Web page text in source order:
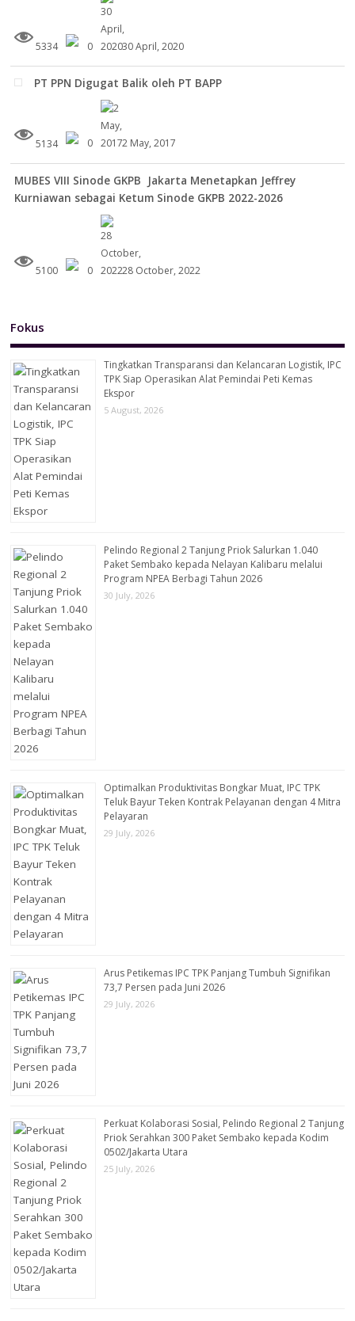
5334 0 30 April, 2020
PT PPN Digugat Balik oleh PT BAPP
5134 0 2 May, 2017
MUBES VIII Sinode GKPB Jakarta Menetapkan Jeffrey
Kurniawan sebagai Ketum Sinode GKPB 2022-2026
5100 0 28 October, 2022
Fokus
Tingkatkan Transparansi dan Kelancaran Logistik, IPC
TPK Siap Operasikan Alat Pemindai Peti Kemas
Ekspor
5 August, 2026
Pelindo Regional 2 Tanjung Priok Salurkan 1.040
Paket Sembako kepada Nelayan Kalibaru melalui
Program NPEA Berbagi Tahun 2026
30 July, 2026
Optimalkan Produktivitas Bongkar Muat, IPC TPK
Teluk Bayur Teken Kontrak Pelayanan dengan 4 Mitra
Pelayaran
29 July, 2026
Arus Petikemas IPC TPK Panjang Tumbuh Signifikan
73,7 Persen pada Juni 2026
29 July, 2026
Perkuat Kolaborasi Sosial, Pelindo Regional 2 Tanjung
Priok Serahkan 300 Paket Sembako kepada Kodim
0502/Jakarta Utara
25 July, 2026